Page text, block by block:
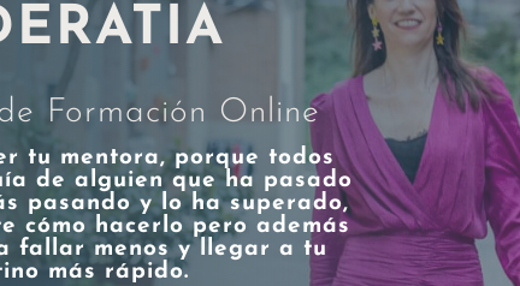
Formación Online
tu mentora, porque todos
de alguien que ha pasado
pasando y lo ha superado,
cómo hacerlo pero además
fallar menos y llegar a tu
más rápido.